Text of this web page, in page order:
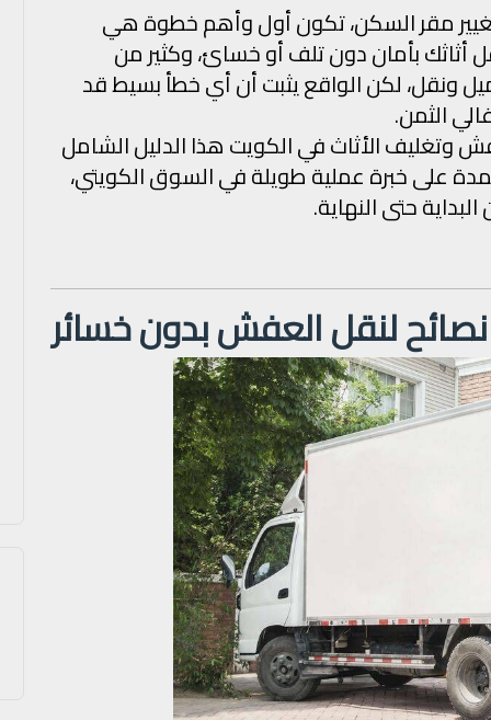
تغيير مقر السكن، تكون أول وأهم خطوة هي
بأمان دون تلف أو خسائ، وكثير من
ونقل، لكن الواقع يثبت أن أي خطأ بسيط قد
الثمن.
وتغليف الأثاث في الكويت هذا الدليل الشامل
على خبرة عملية طويلة في السوق الكويتي،
حتى النهاية.
لنقل العفش بدون خسائر